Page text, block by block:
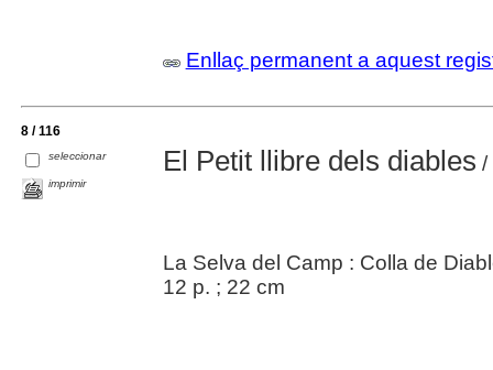
Enllaç permanent a aquest
8 / 116
seleccionar
imprimir
El Petit llibre dels diables /
La Selva del Camp : Colla de
12 p. ; 22 cm